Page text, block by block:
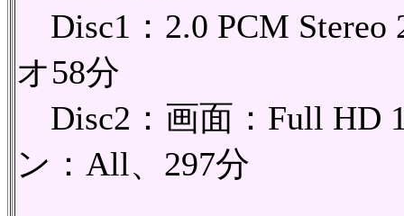
Disc1：2.0 PCM
オ58分
Disc2：画面：Full HD
ン：All、297分